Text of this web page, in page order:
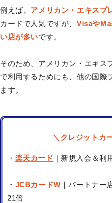
例えば、 アメリカン・エキスプ
カードで人気ですが、 Visaや
い店が多いです。
そのため、 アメリカン・エキス
で利用するためにも、他の国際
ます。
＼クレジットカ
・ 楽天カード ｜新規入会＆利
・ JCBカードW ｜パートナー
21倍